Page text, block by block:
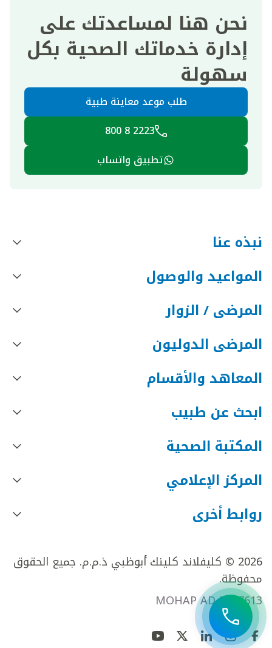
نحن هنا لمساعدتك على
إدارة خدماتك الصحية بكل
سهولة
طلب موعد معاينة طبية
2223 8 800
تطبيق واتساب
نبذه عنا
المواعيد والوصول
المرضى / الزوار
المرضى الدوليون
المعاهد والأقسام
ابحث عن طبيب
المكتبة الصحية
المركز الإعلامي
روابط أخرى
2026 © كليفلاند كلينك أبوظبي ذ.م.م. جميع الحقوق
محفوظة.
MOHAP AD FR27613